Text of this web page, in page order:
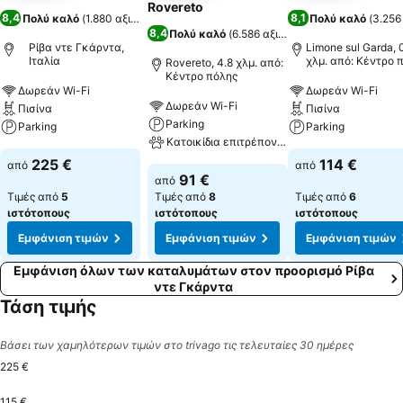
8,4 Πολύ καλό (1.880 αξιολογήσεις
Ρίβα ντε Γκάρντα,
Ιταλία
Δωρεάν Wi-Fi
Πισίνα
Parking
από 225 €
Τιμές από 5
ιστότοπους
Εμφάνιση τιμών
Rovereto
8,4 Πολύ καλό (6.586 αξιολογήσεις
Rovereto, 4.8 χλμ. από:
Κέντρο πόλης
Δωρεάν Wi-Fi
Parking
Κατοικίδια επιτρέπονται
από 91 €
Τιμές από 8
ιστότοπους
Εμφάνιση τιμών
8,1 Πολύ καλό (3.256
Limone sul Garda,
χλμ. από: Κέντρο
Δωρεάν Wi-Fi
Πισίνα
Parking
από 114 €
Τιμές από 6
ιστότοπους
Εμφάνιση τιμών
Εμφάνιση όλων των καταλυμάτων στον προορισμό Ρίβα
ντε Γκάρντα
Τάση τιμής
Βάσει των χαμηλότερων τιμών στο trivago τις τελευταίες 30 ημέρες
225 €